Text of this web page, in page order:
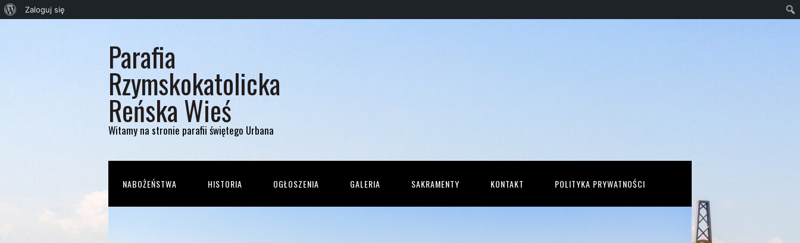
Parafia
Rzymskokatolicka
Reńska Wieś
Witamy na stronie parafii świętego Urbana
NABOŻEŃSTWA HISTORIA OGŁOSZENIA GALERIA SAKRAMENTY KONTAKT POLITYKA PRYWATNOŚCI
Zaloguj się